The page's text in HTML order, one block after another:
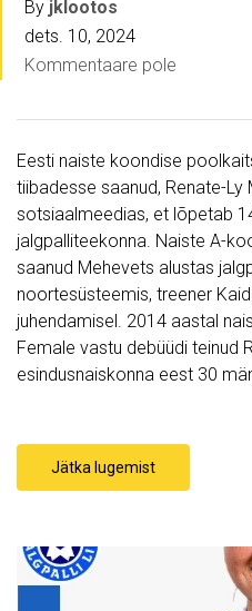
By jklootos
dets. 10, 2024
Kommentaare pole
Eesti naiste koondise
tiibadesse saanud, Renate-
sotsiaalmeedias, et lõpetab
jalgpalliteekonna. Naiste A-
saanud Mehevets alustas
noortesüsteemis, treener
juhendamisel. 2014 aastal
Female vastu debüüdi teinud
esindusnaiskonna eest 30
Jätka lugemist